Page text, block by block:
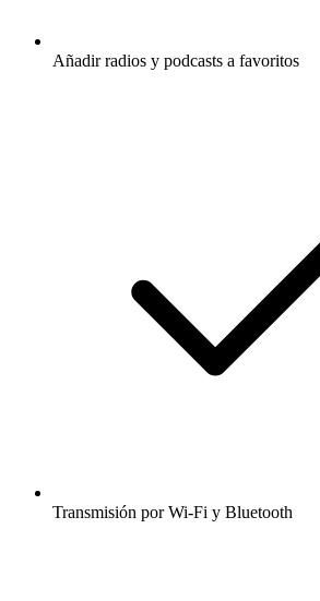
Añadir radios y podcasts a favoritos
Transmisión por Wi-Fi y Bluetooth